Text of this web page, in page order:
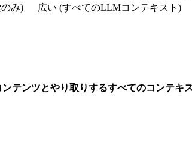
み) 広い (すべてのLLMコンテキスト)
ンツとやり取りするすべてのコンテキス